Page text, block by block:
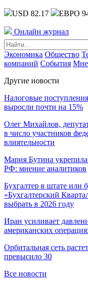
USD 82.17 ЕВРО
Онлайн журнал
Экономика Общество
компаний События
Другие новости
Налоговые
выросли почти на 15%
Олег Михайлов,
в число участников
влиятельности
Мария Бутина
РФ: мнение аналитиков
Бухгалтер в штате или
«Бухгалтерский
выбрать в 2026 году
Иран усиливает
американских
Орбитальная сеть
превысило 30
Все новости